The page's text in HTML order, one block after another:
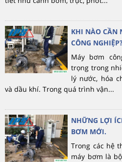
KHI NÀO CẦN
CÔNG
Máy bơm
trọng trong
lý nước, hóa
và dầu khí. Trong quá trình vận...
NHỮNG LỢI
BƠM MỚI.
Trong các hệ
máy bơm là